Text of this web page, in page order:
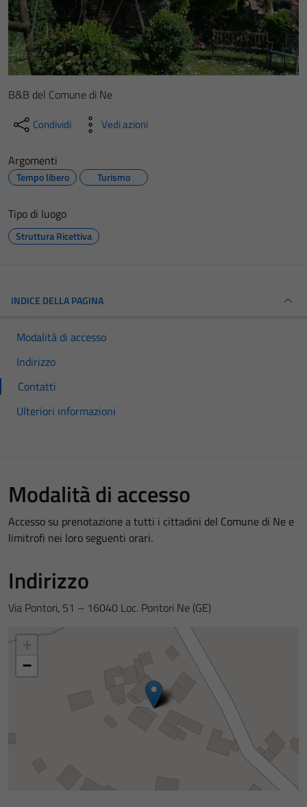
B&B del Comune di Ne
Condividi Vedi azioni
Argomenti
Tempo libero Turismo
Tipo di luogo
Struttura Ricettiva
INDICE DELLA PAGINA
Modalità di accesso
Indirizzo
Contatti
Ulteriori informazioni
Modalità di accesso
Accesso su prenotazione a tutti i cittadini del Comune di Ne e
limitrofi nei loro seguenti orari.
Indirizzo
Via Pontori, 51 – 16040 Loc. Pontori Ne (GE)
−